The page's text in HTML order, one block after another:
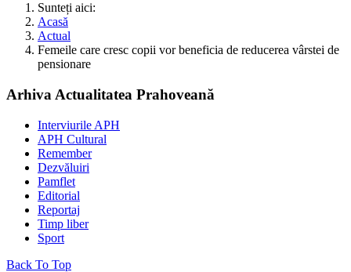
Sunteți aici:
Acasă
Actual
Femeile care cresc copii vor beneficia de reducerea vârstei de
pensionare
Arhiva Actualitatea Prahoveană
Interviurile APH
APH Cultural
Remember
Dezvăluiri
Pamflet
Editorial
Reportaj
Timp liber
Sport
Back To Top